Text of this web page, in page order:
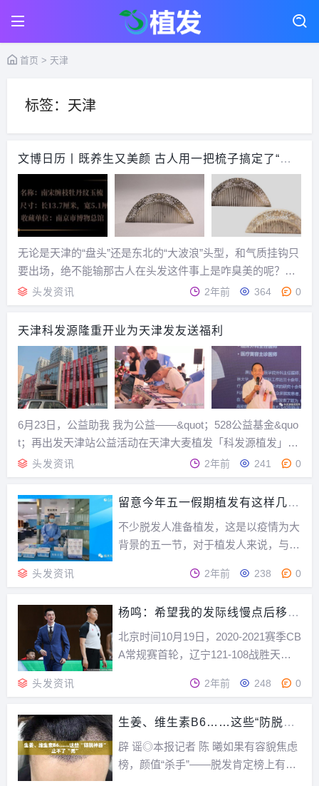
首页 > 天津
标签：天津
文博日历丨既养生又美颜 古人用一把梳子搞定了“头”
等大事
无论是天津的“盘头”还是东北的“大波浪”头型，和气质挂钩只
要出场，绝不能输那古人在头发这件事上是咋臭美的呢？一
切要从一把梳子说起三个看点，带你认识南宋缠枝牡丹纹玉
梳01美出新高度！梳子都自带渐变色了？这对南宋缠枝牡丹
纹玉梳是南京地区迄今发现中保存最完好、雕...
头发资讯 2年前 364 0
天津科发源隆重开业为天津发友送福利
6月23日，公益助我 我为公益——&quot；528公益基金&quo
t；再出发天津站公益活动在天津大麦植发「科发源植发」医
院成功举办。此次公益活动，旨在帮助更多的脱发发友规避
防脱治脱误区，得到科学正规的检查和治疗。此次莅临天津
大麦植发「科发...
头发资讯 2年前 241 0
留意今年五一假期植发有这样几个
不少脱发人准备植发，这是以疫情为大
背景的五一节，对于植发人来说，与以
事项也是不一样。1。这个五一最大的
不遇的大背景，现在国内疫情大大缓
解，但一些例行检查还是必须的，比方
说你去植发医院，还得...
头发资讯 2年前 238 0
杨鸣：希望我的发际线慢点后移当
北京时间10月19日，2020-2021赛季CB
A常规赛首轮，辽宁121-108战胜天
体采访。杨鸣：“今晚我们队上半场表
很好。下半场天津队给我们制造很大困
难，我赛前和大家强调，天津不是以
前...
头发资讯 2年前 248 0
生姜、维生素B6……这些“防脱神
辟 谣◎本报记者 陈 曦如果有容貌焦虑
榜，颜值“杀手”——脱发肯定榜上有